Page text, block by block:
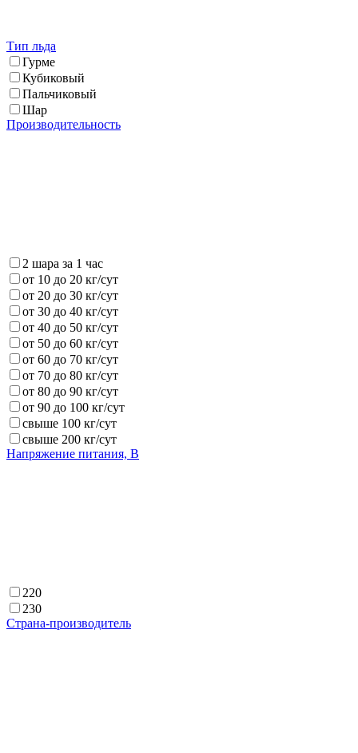
Тип льда
Гурме
Кубиковый
Пальчиковый
Шар
Производительность
2 шара за 1 час
от 10 до 20 кг/сут
от 20 до 30 кг/сут
от 30 до 40 кг/сут
от 40 до 50 кг/сут
от 50 до 60 кг/сут
от 60 до 70 кг/сут
от 70 до 80 кг/сут
от 80 до 90 кг/сут
от 90 до 100 кг/сут
свыше 100 кг/сут
свыше 200 кг/сут
Напряжение питания, В
220
230
Страна-производитель